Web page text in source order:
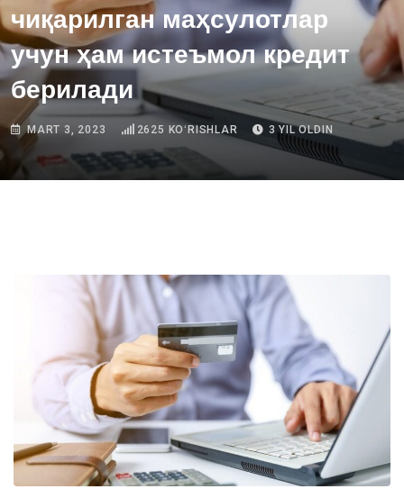
чиқарилган маҳсулотлар
учун ҳам истеъмол кредит
берилади
MART 3, 2023 2625 KOʻRISHLAR 3 YIL OLDIN